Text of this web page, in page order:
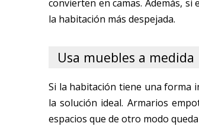
convierten en camas. Además,
la habitación más despejada.
Usa muebles a medida
Si la habitación tiene una forma
la solución ideal. Armarios
espacios que de otro modo